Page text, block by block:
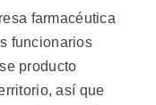
farmacéutica
funcionarios
producto
así que